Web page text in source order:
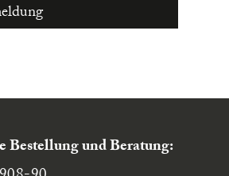
Bestellung und Beratung: